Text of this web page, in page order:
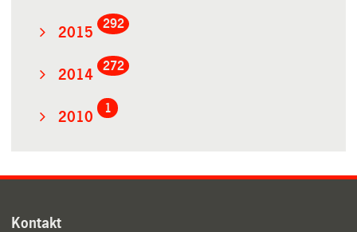
2015
292
2014
272
2010
1
Kontakt